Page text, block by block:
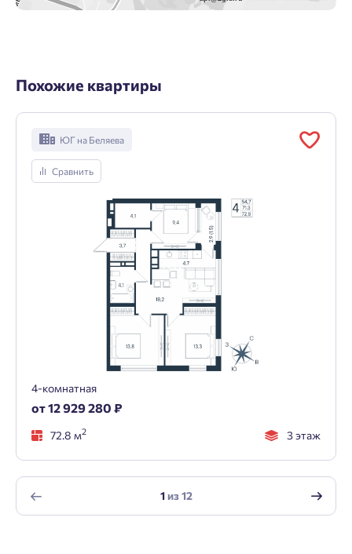
Похожие квартиры
ЮГ на Беляева
Сравнить
4-комнатная
от 12 929 280 ₽
72.8 м2 3 этаж
1из12